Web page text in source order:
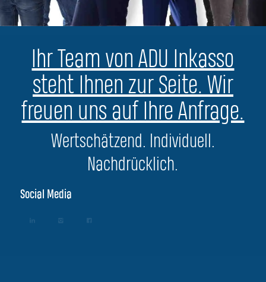
Ihr Team von ADU Inkasso
steht Ihnen zur Seite. Wir
freuen uns auf Ihre Anfrage.
Wertschätzend. Individuell.
Nachdrücklich.
Social Media